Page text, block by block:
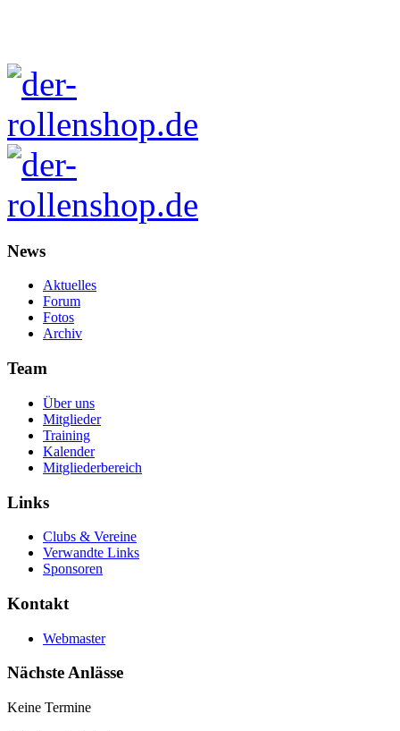
News
Aktuelles
Forum
Fotos
Archiv
Team
Über uns
Mitglieder
Training
Kalender
Mitgliederbereich
Links
Clubs & Vereine
Verwandte Links
Sponsoren
Kontakt
Webmaster
Nächste Anlässe
Keine Termine